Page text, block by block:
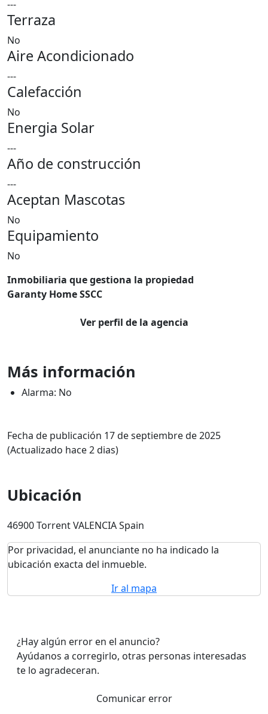
---
Terraza
No
Aire Acondicionado
---
Calefacción
No
Energia Solar
---
Año de construcción
---
Aceptan Mascotas
No
Equipamiento
No
Inmobiliaria que gestiona la propiedad
Garanty Home SSCC
Ver perfil de la agencia
Más información
Alarma: No
Fecha de publicación 17 de septiembre de 2025
(Actualizado hace 2 dias)
Ubicación
46900 Torrent VALENCIA Spain
Por privacidad, el anunciante no ha indicado la
ubicación exacta del inmueble.
Ir al mapa
¿Hay algún error en el anuncio?
Ayúdanos a corregirlo, otras personas interesadas
te lo agradeceran.
Comunicar error